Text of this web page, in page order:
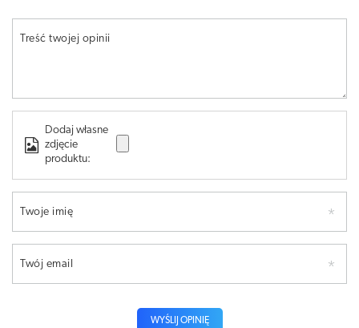
Treść twojej opinii
Dodaj własne
zdjęcie
produktu:
Twoje imię
Twój email
WYŚLIJ OPINIĘ